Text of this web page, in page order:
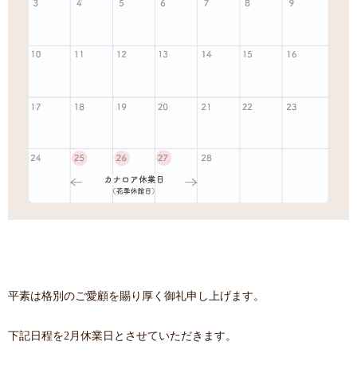
平素は格別のご愛顧を賜り厚く御礼申し上げます。
下記日程を2月休業日とさせていただきます。